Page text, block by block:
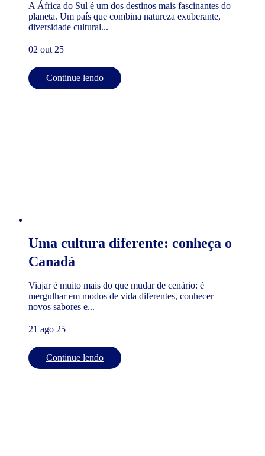
A África do Sul é um dos destinos mais fascinantes do
planeta. Um país que combina natureza exuberante,
diversidade cultural...
02 out 25
Continue lendo
Uma cultura diferente: conheça o
Canadá
Viajar é muito mais do que mudar de cenário: é
mergulhar em modos de vida diferentes, conhecer
novos sabores e...
21 ago 25
Continue lendo